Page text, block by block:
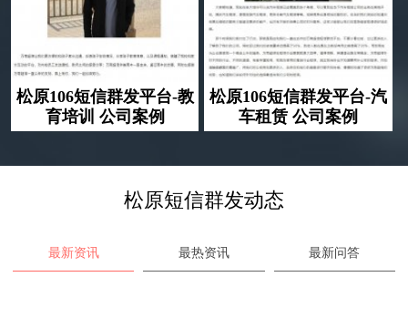
松原106短信群发平台-教
育培训 公司案例
松原106短信群发平台-汽
车租赁 公司案例
松原短信群发动态
最新资讯 最热资讯 最新问答